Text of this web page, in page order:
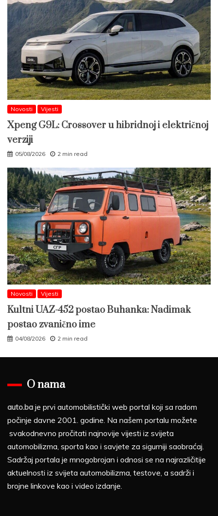
Novosti Vijesti
Xpeng G9L: Crossover u hibridnoj i električnoj
verziji
05/08/2026 2 min read
Novosti Vijesti
Kultni UAZ-452 postao Buhanka: Nadimak
postao zvanično ime
04/08/2026 2 min read
O nama
auto.ba je prvi automobilistički web portal koji sa radom
počinje davne 2001. godine. Na našem portalu možete
svakodnevno pročitati najnovije vijesti iz svijeta
automobilizma, sporta kao i savjete za sigurniji saobraćaj.
Sadržaj portala je mnogobrojan i odnosi se na najrazličitije
aktuelnosti iz svijeta automobilizma, testove, a sadrži i
brojne linkove kao i video izdanje.